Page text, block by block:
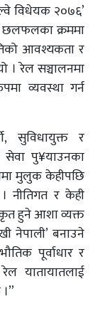
विधेयक २०७६’
छलफलका क्रममा
आवश्यकता र
। रेल सञ्चालनमा
व्यवस्था गर्न
सुविधायुक्त र
सेवा पु¥याउनका
मुलुक केहीपछि
नीतिगत र केही
हुने आशा व्यक्त
नेपाली’ बनाउने
पूर्वाधार र
यातायातलाई